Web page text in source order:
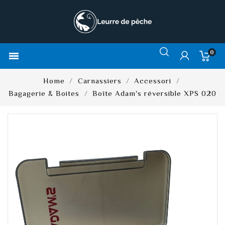
 0
Home Carnassiers
Accessori
Bagagerie & Boites
Boîte Adam's réversible XPS 020